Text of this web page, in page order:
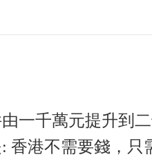
一千萬元提升到
:香港不需要錢，只